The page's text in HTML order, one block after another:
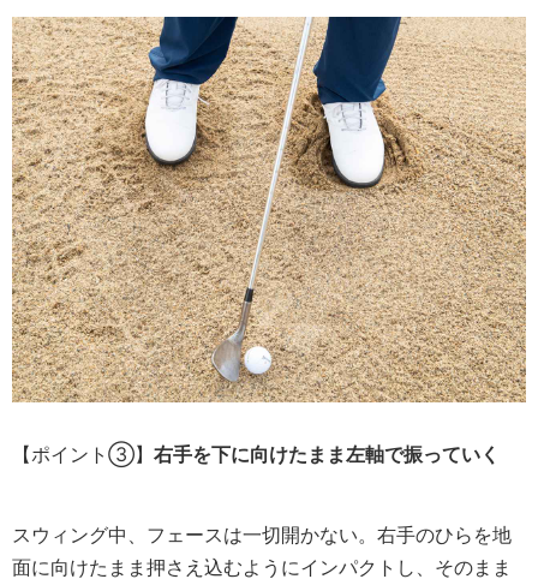
【ポイント③】 右手を下に向けたまま左軸で振っていく
スウィング中、フェースは一切開かない。右手のひらを地
面に向けたまま押さえ込むようにインパクトし、そのまま